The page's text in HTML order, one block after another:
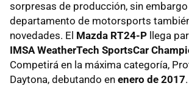
sorpresas de producción, sin embargo
departamento de motorsports
novedades. El Mazda RT24-P llega
IMSA WeatherTech SportsCar
Competirá en la máxima categoría,
Daytona, debutando en enero de 2017.